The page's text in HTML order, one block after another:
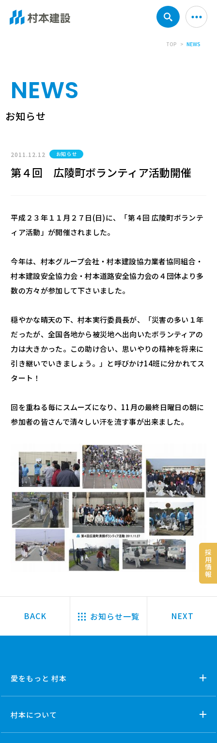
採
用
情
報
TOP NEWS
NEWS
お知らせ
2011.12.12 お知らせ
第４回 広陵町ボランティア活動開催
平成２３年１１月２７日(日)に、「第４回 広陵町ボランテ
ィア活動」が開催されました。
今年は、村本グループ会社・村本建設協力業者協同組合・
村本建設安全協力会・村本道路安全協力会の４団体より多
数の方々が参加して下さいました。
穏やかな晴天の下、村本実行委員長が、「災害の多い１年
だったが、全国各地から被災地へ出向いたボランティアの
力は大きかった。この助け合い、思いやりの精神を将来に
引き継いでいきましょう。」と呼びかけ14班に分かれてス
タート！
回を重ねる毎にスムーズになり、11月の最終日曜日の朝に
参加者の皆さんで清々しい汗を流す事が出来ました。
お知らせ一覧
愛をもっと 村本
村本について